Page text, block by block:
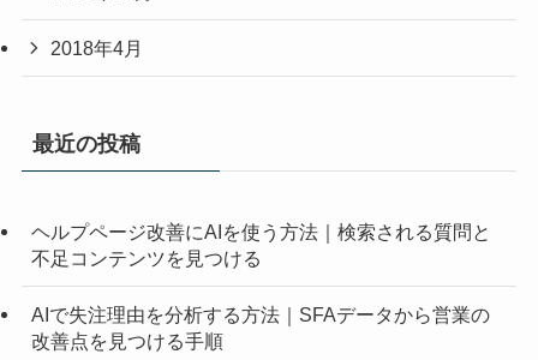
2018年4月
最近の投稿
ヘルプページ改善にAIを使う方法｜検索される質問と
不足コンテンツを見つける
AIで失注理由を分析する方法｜SFAデータから営業の
改善点を見つける手順